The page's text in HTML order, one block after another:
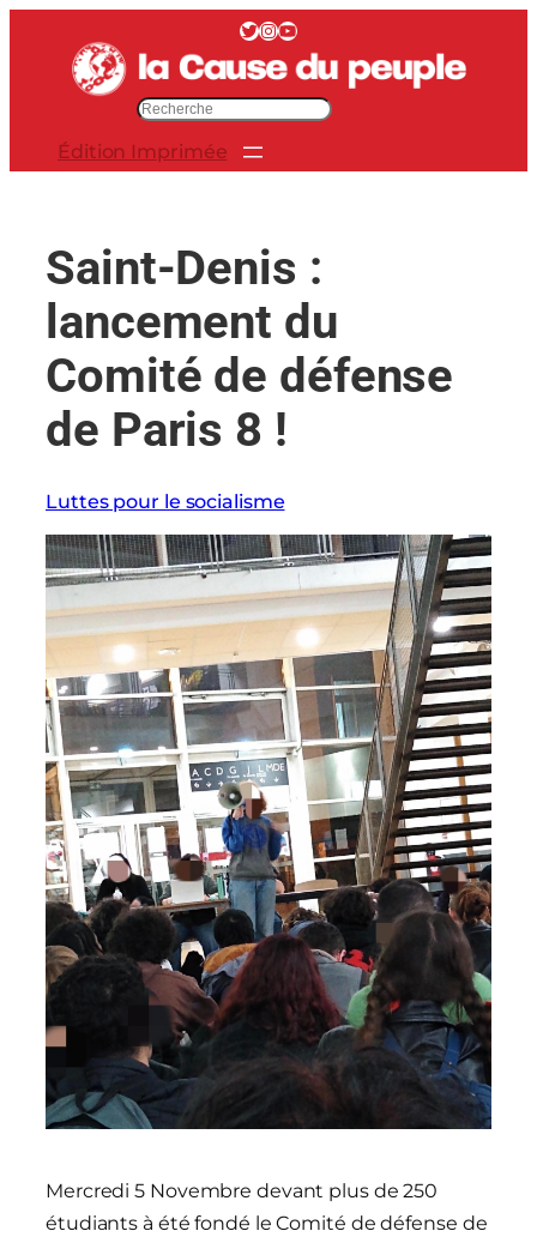
contenu
Twitter InstagramYouTube
c
r
Édition Imprimée
Saint-Denis :
lancement du
Comité de défense
de Paris 8 !
Luttes pour le socialisme
Mercredi 5 Novembre devant plus de 250
étudiants à été fondé le Comité de défense de